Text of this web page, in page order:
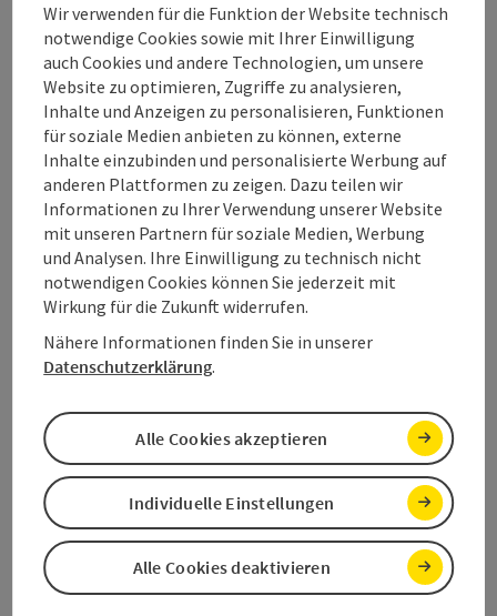
Veranstaltungstermin/e
Veranstaltungsort
Anreise/Lage
Zugehörige Veranstaltungen
Preise
Barrierefreiheit
Beitrag merken
Wir verwenden für die Funktion der Website technisch
notwendige Cookies sowie mit Ihrer Einwilligung
auch Cookies und andere Technologien, um unsere
Website zu optimieren, Zugriffe zu analysieren,
Inhalte und Anzeigen zu personalisieren, Funktionen
für soziale Medien anbieten zu können, externe
Inhalte einzubinden und personalisierte Werbung auf
anderen Plattformen zu zeigen. Dazu teilen wir
Informationen zu Ihrer Verwendung unserer Website
mit unseren Partnern für soziale Medien, Werbung
und Analysen. Ihre Einwilligung zu technisch nicht
notwendigen Cookies können Sie jederzeit mit
Wirkung für die Zukunft widerrufen.
Nähere Informationen finden Sie in unserer
Datenschutzerklärung.
Alle Cookies deaktivieren
Individuelle Einstellungen
Alle Cookies akzeptieren